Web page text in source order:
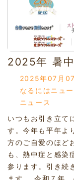
2025年 暑
2025年07月
なるにはニュー
ニュース
いつもお引き立て
す。今年も平年よ
方のご自愛のほど
も、熱中症と感染
参ります。引き続
ます。 令和７年